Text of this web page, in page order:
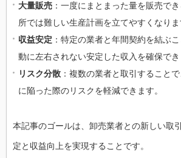
大量販売 ：一度にまとまった量を販売で
所では難しい生産計画を立てやすくなりま
収益安定 ：特定の業者と年間契約を結ぶ
動に左右されない安定した収入を確保でき
リスク分散 ：複数の業者と取引すること
に陥った際のリスクを軽減できます。
本記事のゴールは、卸売業者との新しい取
定と収益向上を実現することです。